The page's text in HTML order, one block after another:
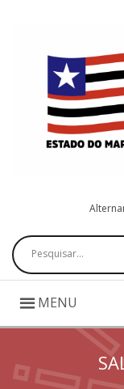
Pesquisar
MENU